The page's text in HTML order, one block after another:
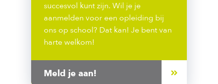
succesvol kunt zijn. Wil je je
aanmelden voor een opleiding bij
ons op school? Dat kan! Je bent van
harte welkom!
Meld je aan!